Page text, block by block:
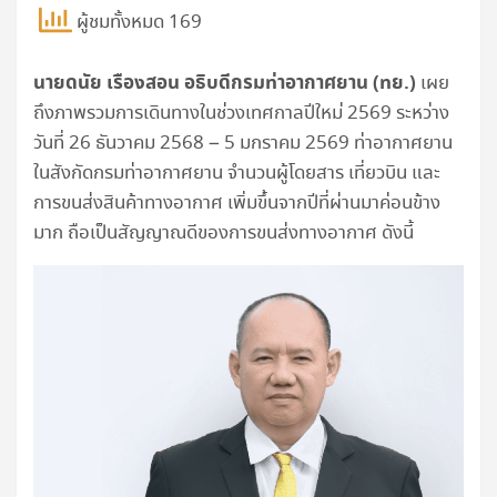
ผู้ชมทั้งหมด 169
นายดนัย เรืองสอน อธิบดีกรมท่าอากาศยาน(ทย.) เผย
ถึงภาพรวมการเดินทางในช่วงเทศกาลปีใหม่ 2569 ระหว่าง
วันที่ 26 ธันวาคม 2568 – 5 มกราคม 2569 ท่าอากาศยาน
ในสังกัดกรมท่าอากาศยาน จำนวนผู้โดยสาร เที่ยวบิน และ
การขนส่งสินค้าทางอากาศ เพิ่มขึ้นจากปีที่ผ่านมาค่อนข้าง
มาก ถือเป็นสัญญาณดีของการขนส่งทางอากาศ ดังนี้